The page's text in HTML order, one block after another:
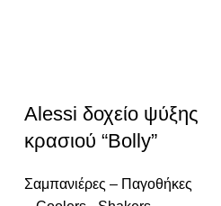
Alessi δοχείο ψύξης
κρασιού “Bolly”
Σαμπανιέρες – Παγοθήκες